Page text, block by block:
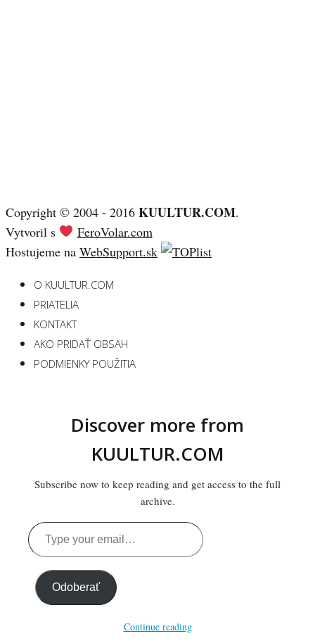
Copyright © 2004 - 2016 KUULTUR.COM.
Vytvoril s
FeroVolar.com
Hostujeme na WebSupport.sk
O KUULTUR.COM
PRIATELIA
KONTAKT
AKO PRIDAŤ OBSAH
PODMIENKY POUŽITIA
Discover more from
KUULTUR.COM
Subscribe now to keep reading and get access to the full
archive.
Type
your
email…
Odoberať
Continue reading